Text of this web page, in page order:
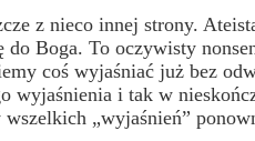
nieco innej strony. Ateista
do Boga. To oczywisty
coś wyjaśniać już bez
wyjaśnienia i tak w
„wyjaśnień”